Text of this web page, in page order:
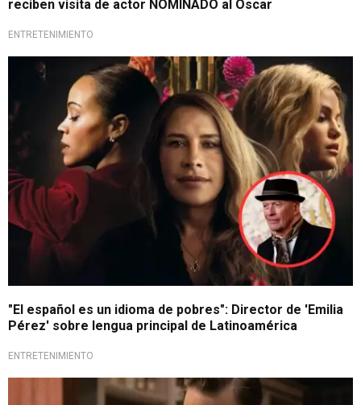
reciben visita de actor NOMINADO al Oscar
ENTRETENIMIENTO
Polémicas declaraciones
"El español es un idioma de pobres": Director de 'Emilia
Pérez' sobre lengua principal de Latinoamérica
ENTRETENIMIENTO